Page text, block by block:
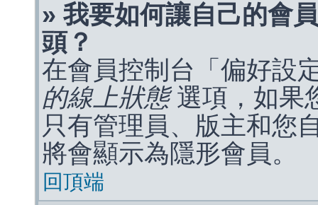
» 我要如何讓自己的會
頭？
在會員控制台「偏好設
的線上狀態選項，如果
只有管理員、版主和您
將會顯示為隱形會員。
回頂端